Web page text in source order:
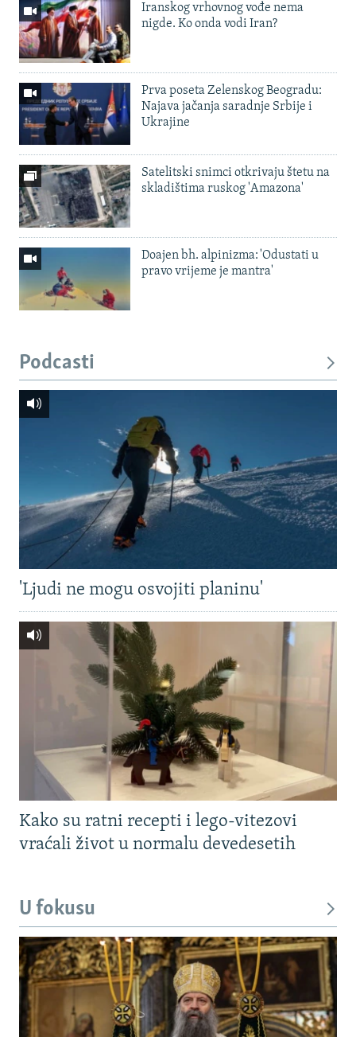
Iranskog vrhovnog vođe nema
nigde. Ko onda vodi Iran?
Prva poseta Zelenskog Beogradu:
Najava jačanja saradnje Srbije i
Ukrajine
Satelitski snimci otkrivaju štetu na
skladištima ruskog 'Amazona'
Doajen bh. alpinizma: 'Odustati u
pravo vrijeme je mantra'
Podcasti
'Ljudi ne mogu osvojiti planinu'
Kako su ratni recepti i lego-vitezovi
vraćali život u normalu devedesetih
U fokusu